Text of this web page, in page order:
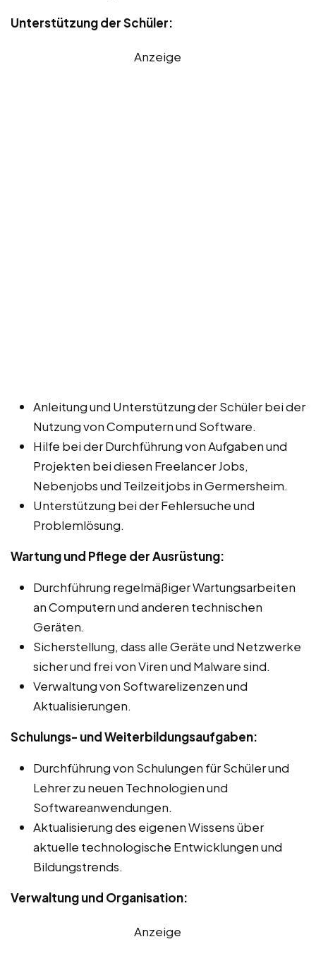
Unterstützung der Schüler:
Anzeige
Anleitung und Unterstützung der Schüler bei der
Nutzung von Computern und Software.
Hilfe bei der Durchführung von Aufgaben und
Projekten bei diesen Freelancer Jobs,
Nebenjobs und Teilzeitjobs in Germersheim.
Unterstützung bei der Fehlersuche und
Problemlösung.
Wartung und Pflege der Ausrüstung:
Durchführung regelmäßiger Wartungsarbeiten
an Computern und anderen technischen
Geräten.
Sicherstellung, dass alle Geräte und Netzwerke
sicher und frei von Viren und Malware sind.
Verwaltung von Softwarelizenzen und
Aktualisierungen.
Schulungs- und Weiterbildungsaufgaben:
Durchführung von Schulungen für Schüler und
Lehrer zu neuen Technologien und
Softwareanwendungen.
Aktualisierung des eigenen Wissens über
aktuelle technologische Entwicklungen und
Bildungstrends.
Verwaltung und Organisation:
Anzeige